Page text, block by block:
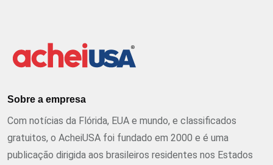
Sobre a empresa
Com notícias da Flórida, EUA e mundo, e classificados
gratuitos, o AcheiUSA foi fundado em 2000 e é uma
publicação dirigida aos brasileiros residentes nos Estados